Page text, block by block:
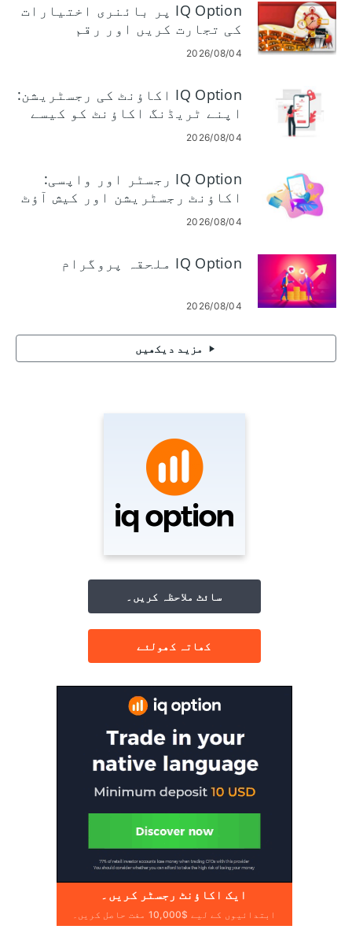
IQ Option پر بائنری اختیارات
کی تجارت کریں اور رقم
نکالیں۔
2026/08/04
IQ Option اکاؤنٹ کی رجسٹریشن:
اپنے ٹریڈنگ اکاؤنٹ کو کیسے
رجسٹر کریں۔
2026/08/04
IQ Option رجسٹر اور واپسی:
اکاؤنٹ رجسٹریشن اور کیش آؤٹ
2026/08/04
IQ Option ملحقہ پروگرام
2026/08/04
مزید دیکھیں
سائٹ ملاحظہ کریں۔
کھاتہ کھولئے
ایک اکاؤنٹ رجسٹر کریں۔
ابتدائیوں کے لیے $10,000 مفت حاصل کریں۔